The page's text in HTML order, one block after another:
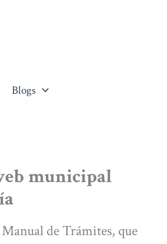
Blogs
municipal
de Trámites, que